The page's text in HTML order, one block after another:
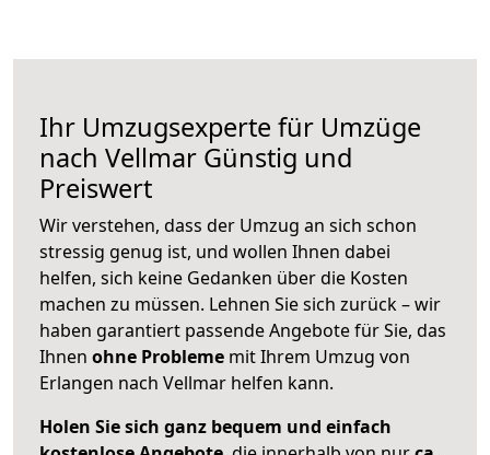
Ihr Umzugsexperte für Umzüge
nach Vellmar Günstig und
Preiswert
Wir verstehen, dass der Umzug an sich schon
stressig genug ist, und wollen Ihnen dabei
helfen, sich keine Gedanken über die Kosten
machen zu müssen. Lehnen Sie sich zurück – wir
haben garantiert passende Angebote für Sie, das
Ihnen ohne Probleme mit Ihrem Umzug von
Erlangen nach Vellmar helfen kann.
Holen Sie sich ganz bequem und einfach